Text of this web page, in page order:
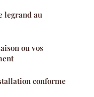
legrand au
ou vos
conforme